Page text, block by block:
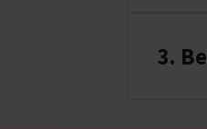
3.